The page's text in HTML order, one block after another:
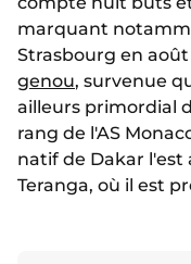
marquant
Strasbourg en août
genou, survenue
ailleurs primordial
rang de l'AS
natif de Dakar l'est
Teranga, où il est